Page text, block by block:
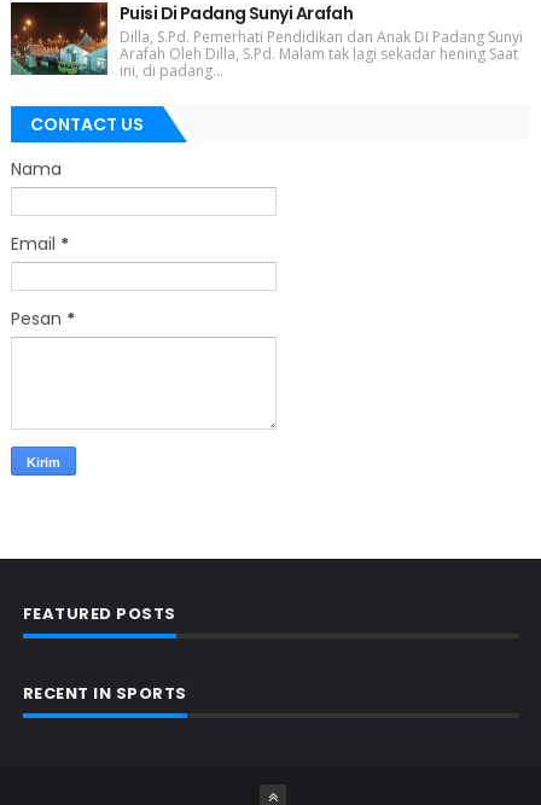
Puisi Di Padang Sunyi Arafah
Dilla, S.Pd. Pemerhati Pendidikan dan Anak Di Padang Sunyi
Arafah Oleh Dilla, S.Pd. Malam tak lagi sekadar hening Saat
ini, di padang...
CONTACT US
Nama
Email *
Pesan *
FEATURED POSTS
RECENT IN SPORTS